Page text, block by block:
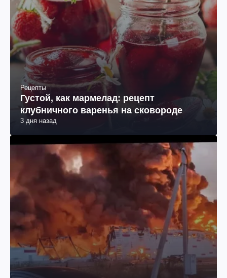
Рецепты
Густой, как мармелад: рецепт
клубничного варенья на сковороде
3 дня назад